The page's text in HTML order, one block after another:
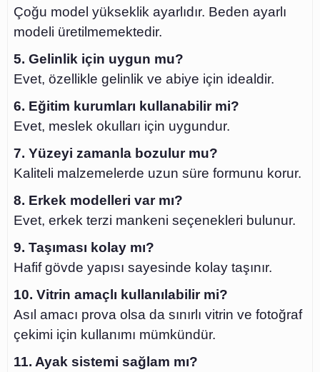
Çoğu model yükseklik ayarlıdır. Beden ayarlı
modeli üretilmemektedir.
5. Gelinlik için uygun mu?
Evet, özellikle gelinlik ve abiye için idealdir.
6. Eğitim kurumları kullanabilir mi?
Evet, meslek okulları için uygundur.
7. Yüzeyi zamanla bozulur mu?
Kaliteli malzemelerde uzun süre formunu korur.
8. Erkek modelleri var mı?
Evet, erkek terzi mankeni seçenekleri bulunur.
9. Taşıması kolay mı?
Hafif gövde yapısı sayesinde kolay taşınır.
10. Vitrin amaçlı kullanılabilir mi?
Asıl amacı prova olsa da sınırlı vitrin ve fotoğraf
çekimi için kullanımı mümkündür.
11. Ayak sistemi sağlam mı?